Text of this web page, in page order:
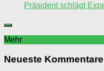
Präsident schlägt
Mehr
Neueste Kommentare